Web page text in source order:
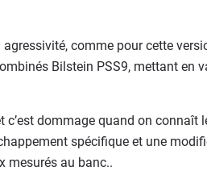
comme pour cette
Bilstein PSS9, mettant en
dommage quand on connaît
spécifique et une
mesurés au banc..